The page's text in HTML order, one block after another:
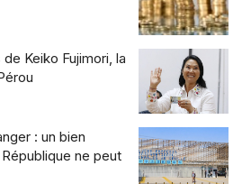
Keiko Fujimori, la
: un bien
ne peut